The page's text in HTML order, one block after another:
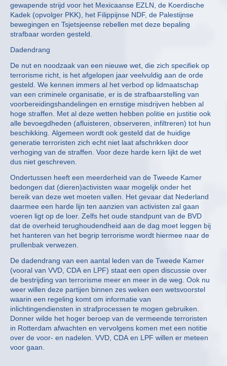
gewapende strijd voor het Mexicaanse EZLN, de Koerdische
Kadek (opvolger PKK), het Filippijnse NDF, de Palestijnse
bewegingen en Tsjetsjeense rebellen met deze bepaling
strafbaar worden gesteld.
Dadendrang
De nut en noodzaak van een nieuwe wet, die zich specifiek op
terrorisme richt, is het afgelopen jaar veelvuldig aan de orde
gesteld. We kennen immers al het verbod op lidmaatschap
van een criminele organisatie, er is de strafbaarstelling van
voorbereidingshandelingen en ernstige misdrijven hebben al
hoge straffen. Met al deze wetten hebben politie en justitie ook
alle bevoegdheden (afluisteren, observeren, infiltreren) tot hun
beschikking. Algemeen wordt ook gesteld dat de huidige
generatie terroristen zich echt niet laat afschrikken door
verhoging van de straffen. Voor deze harde kern lijkt de wet
dus niet geschreven.
Ondertussen heeft een meerderheid van de Tweede Kamer
bedongen dat (dieren)activisten waar mogelijk onder het
bereik van deze wet moeten vallen. Het gevaar dat Nederland
daarmee een harde lijn ten aanzien van activisten zal gaan
voeren ligt op de loer. Zelfs het oude standpunt van de BVD
dat de overheid terughoudendheid aan de dag moet leggen bij
het hanteren van het begrip terrorisme wordt hiermee naar de
prullenbak verwezen.
De dadendrang van een aantal leden van de Tweede Kamer
(vooral van VVD, CDA en LPF) staat een open discussie over
de bestrijding van terrorisme meer en meer in de weg. Ook nu
weer willen deze partijen binnen zes weken een wetsvoorstel
waarin een regeling komt om informatie van
inlichtingendiensten in strafprocessen te mogen gebruiken.
Donner wilde het hoger beroep van de vermeende terroristen
in Rotterdam afwachten en vervolgens komen met een notitie
over de voor- en nadelen. VVD, CDA en LPF willen er meteen
voor gaan.